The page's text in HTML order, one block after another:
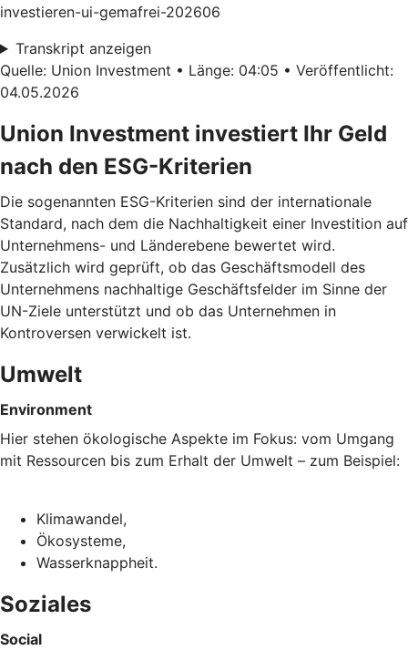
investieren-ui-gemafrei-202606
Transkript anzeigen
Quelle: Union Investment • Länge: 04:05 • Veröffentlicht:
04.05.2026
Union Investment investiert Ihr Geld
nach den ESG-Kriterien
Die sogenannten ESG-Kriterien sind der internationale
Standard, nach dem die Nachhaltigkeit einer Investition auf
Unternehmens- und Länderebene bewertet wird.
Zusätzlich wird geprüft, ob das Geschäftsmodell des
Unternehmens nachhaltige Geschäftsfelder im Sinne der
UN-Ziele unterstützt und ob das Unternehmen in
Kontroversen verwickelt ist.
Umwelt
Environment
Hier stehen ökologische Aspekte im Fokus: vom Umgang
mit Ressourcen bis zum Erhalt der Umwelt – zum Beispiel:
Klimawandel,
Ökosysteme,
Wasserknappheit.
Soziales
Social